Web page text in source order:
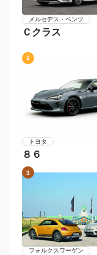
メルセデス・ベンツ
Ｃクラス
1
トヨタ
８６
3
フォルクスワーゲン